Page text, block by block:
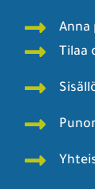
Anna
Tilaa